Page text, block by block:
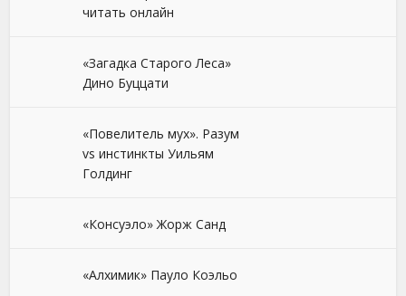
читать онлайн
«Загадка Старого Леса»
Дино Буццати
«Повелитель мух». Разум
vs инстинкты Уильям
Голдинг
«Консуэло» Жорж Санд
«Алхимик» Пауло Коэльо